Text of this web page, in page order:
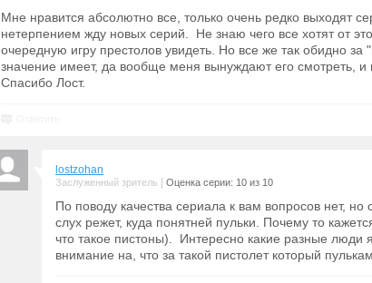
Мне нравится абсолютно все, только очень редко выходят
нетерпением жду новых серий. Не знаю чего все хотят от
очередную игру престолов увидеть. Но все же так обидно за
значение имеет, да вообще меня вынуждают его смотреть, и
Спасибо Лост.
lostzohan
Заслуженный зритель Оценка серии: 10 из 10
По поводу качества сериала к вам вопросов нет, но
слух режет, куда понятней пульки. Почему то
что такое пистоны). Интересно какие разные люди
внимание на, что за такой пистолет который